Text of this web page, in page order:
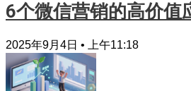
6个微信营销的高价值
2025年9月4日 上午11:18